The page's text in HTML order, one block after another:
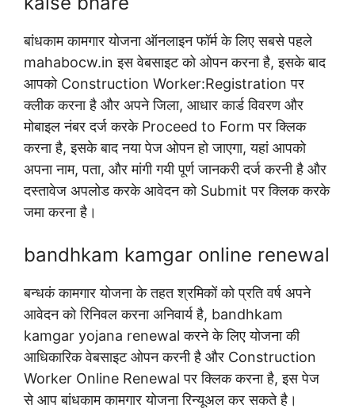
बांधकाम कामगार योजना ऑनलाइन फॉर्म के लिए सबसे पहले
mahabocw.in इस वेबसाइट को ओपन करना है, इसके बाद
आपको Construction Worker:Registration पर
क्लीक करना है और अपने जिला, आधार कार्ड विवरण और
मोबाइल नंबर दर्ज करके Proceed to Form पर क्लिक
करना है, इसके बाद नया पेज ओपन हो जाएगा, यहां आपको
अपना नाम, पता, और मांगी गयी पूर्ण जानकरी दर्ज करनी है और
दस्तावेज अपलोड करके आवेदन को Submit पर क्लिक करके
जमा करना है।
bandhkam kamgar online renewal
बन्धकं कामगार योजना के तहत श्रमिकों को प्रति वर्ष अपने
आवेदन को रिनिवल करना अनिवार्य है, bandhkam
kamgar yojana renewal करने के लिए योजना की
आधिकारिक वेबसाइट ओपन करनी है और Construction
Worker Online Renewal पर क्लिक करना है, इस पेज
से आप बांधकाम कामगार योजना रिन्यूअल कर सकते है।